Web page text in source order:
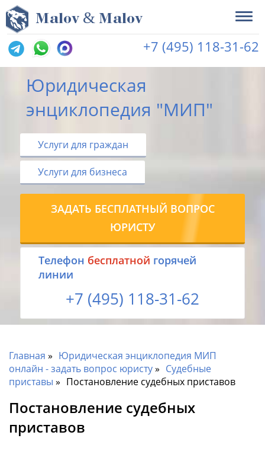
Malov & Malov
+7 (495) 118-31-62
Юридическая
энциклопедия "МИП"
Услуги для граждан
Услуги для бизнеса
ЗАДАТЬ БЕСПЛАТНЫЙ ВОПРОС
ЮРИСТУ
Tелефон бесплатной горячей
линии
+7 (495) 118-31-62
Главная
Юридическая энциклопедия МИП
онлайн - задать вопрос юристу
Судебные
приставы
Постановление судебных приставов
Постановление судебных
приставов